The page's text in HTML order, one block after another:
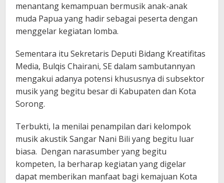
menantang kemampuan bermusik anak-anak
muda Papua yang hadir sebagai peserta dengan
menggelar kegiatan lomba.
Sementara itu Sekretaris Deputi Bidang Kreatifitas
Media, Bulqis Chairani, SE dalam sambutannyan
mengakui adanya potensi khususnya di subsektor
musik yang begitu besar di Kabupaten dan Kota
Sorong.
Terbukti, Ia menilai penampilan dari kelompok
musik akustik Sangar Nani Bili yang begitu luar
biasa. Dengan narasumber yang begitu
kompeten, Ia berharap kegiatan yang digelar
dapat memberikan manfaat bagi kemajuan Kota